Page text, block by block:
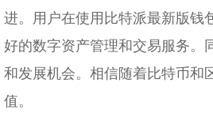
进。用户在使用比特派最新版钱
好的数字资产管理和交易服务。
和发展机会。相信随着比特币和
值。